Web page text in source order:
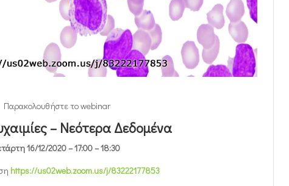
Παρακολουθήστε το webinar
– Νεότερα Δεδομένα
16/12/2020 – 17:00 – 18:30
https://us02web.zoom.us/j/83222177853